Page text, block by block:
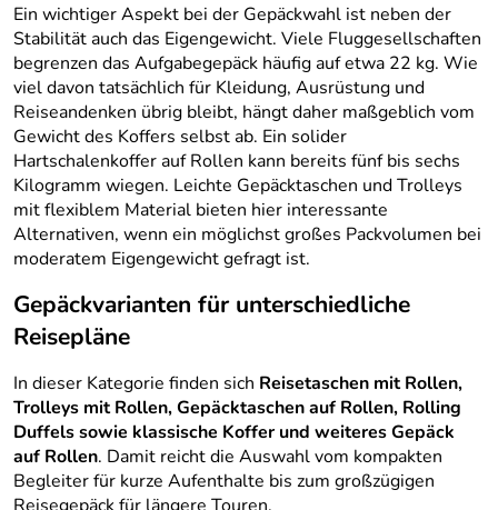
Ein wichtiger Aspekt bei der Gepäckwahl ist neben der
Stabilität auch das Eigengewicht. Viele Fluggesellschaften
begrenzen das Aufgabegepäck häufig auf etwa 22 kg. Wie
viel davon tatsächlich für Kleidung, Ausrüstung und
Reiseandenken übrig bleibt, hängt daher maßgeblich vom
Gewicht des Koffers selbst ab. Ein solider
Hartschalenkoffer auf Rollen kann bereits fünf bis sechs
Kilogramm wiegen. Leichte Gepäcktaschen und Trolleys
mit flexiblem Material bieten hier interessante
Alternativen, wenn ein möglichst großes Packvolumen bei
moderatem Eigengewicht gefragt ist.
Gepäckvarianten für unterschiedliche
Reisepläne
In dieser Kategorie finden sich Reisetaschen mit Rollen,
Trolleys mit Rollen, Gepäcktaschen auf Rollen, Rolling
Duffels sowie klassische Koffer und weiteres Gepäck
auf Rollen. Damit reicht die Auswahl vom kompakten
Begleiter für kurze Aufenthalte bis zum großzügigen